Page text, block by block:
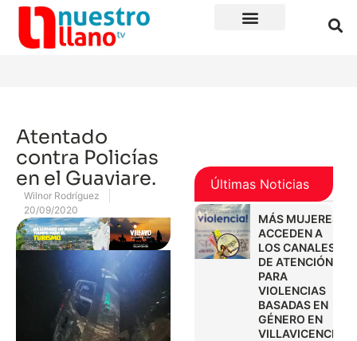
Atentado
contra Policías
en el Guaviare.
Wilnor Rodríguez
20/09/2020
Últimas Noticias
MÁS MUJERES
ACCEDEN A
LOS CANALES
DE ATENCIÓN
PARA
VIOLENCIAS
BASADAS EN
GÉNERO EN
VILLAVICENCIO